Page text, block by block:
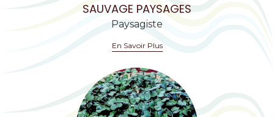
SAUVAGE PAYSAGES
Paysagiste
En Savoir Plus